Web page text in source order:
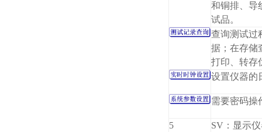
和铜排、导
试品。
查询测试过
据；在存储
打印、转存
设置仪器的
需要密码操
5
SV：显示